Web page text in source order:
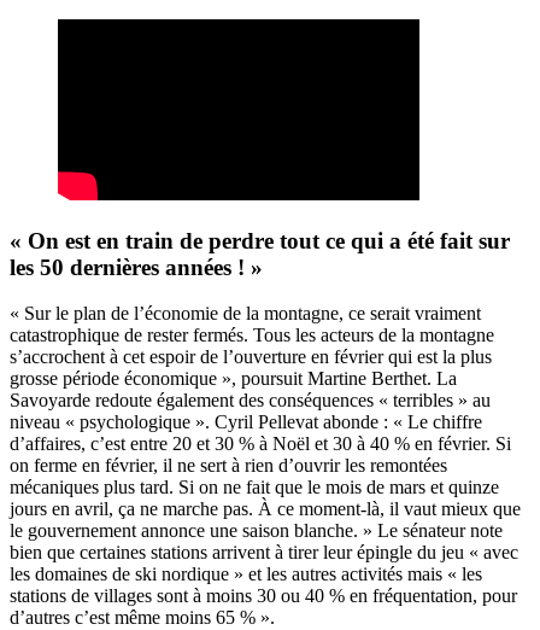
« On est en train de perdre tout ce qui a été fait sur
les 50 dernières années ! »
« Sur le plan de l’économie de la montagne, ce serait vraiment
catastrophique de rester fermés. Tous les acteurs de la montagne
s’accrochent à cet espoir de l’ouverture en février qui est la plus
grosse période économique », poursuit Martine Berthet. La
Savoyarde redoute également des conséquences « terribles » au
niveau « psychologique ». Cyril Pellevat abonde : « Le chiffre
d’affaires, c’est entre 20 et 30 % à Noël et 30 à 40 % en février. Si
on ferme en février, il ne sert à rien d’ouvrir les remontées
mécaniques plus tard. Si on ne fait que le mois de mars et quinze
jours en avril, ça ne marche pas. À ce moment-là, il vaut mieux que
le gouvernement annonce une saison blanche. » Le sénateur note
bien que certaines stations arrivent à tirer leur épingle du jeu « avec
les domaines de ski nordique » et les autres activités mais « les
stations de villages sont à moins 30 ou 40 % en fréquentation, pour
d’autres c’est même moins 65 % ».